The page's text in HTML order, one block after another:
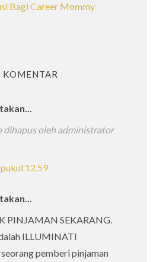
Bagi Career Mommy
KOMENTAR
dihapus oleh administrator
12.59
PINJAMAN SEKARANG.
ILLUMINATI
pemberi pinjaman